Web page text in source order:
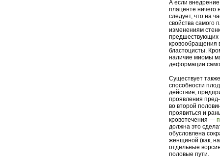
А если
плаценте ничего
следует, что на
свойства самого
изменениям
предшествующих
кровообращения
бластоцисты.
наличие миомы
деформации
Существует
способности
действие,
проявления
во второй
проявиться и
кровотечения —
должна это
обусловлена
женщиной (как,
отдельные
половые пути.